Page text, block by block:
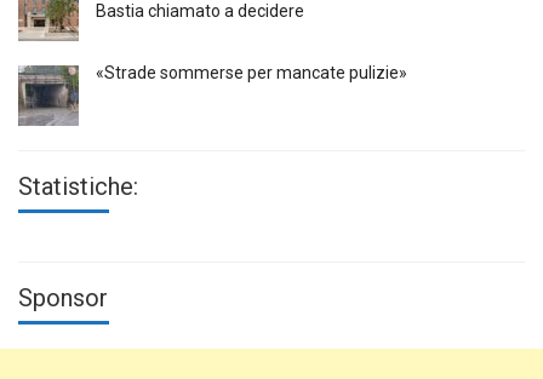
Bastia chiamato a decidere
«Strade sommerse per mancate pulizie»
Statistiche:
Sponsor